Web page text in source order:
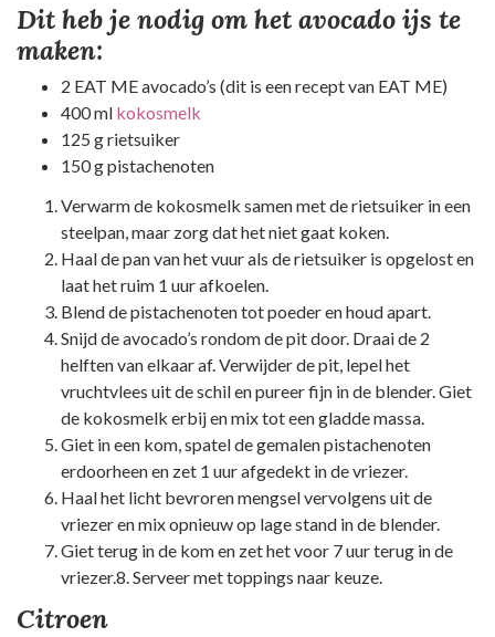
Dit heb je nodig om het avocado ijs te
maken:
2 EAT ME avocado’s (dit is een recept van EAT ME)
400 ml kokosmelk
125 g rietsuiker
150 g pistachenoten
Verwarm de kokosmelk samen met de rietsuiker in een
steelpan, maar zorg dat het niet gaat koken.
Haal de pan van het vuur als de rietsuiker is opgelost en
laat het ruim 1 uur afkoelen.
Blend de pistachenoten tot poeder en houd apart.
Snijd de avocado’s rondom de pit door. Draai de 2
helften van elkaar af. Verwijder de pit, lepel het
vruchtvlees uit de schil en pureer fijn in de blender. Giet
de kokosmelk erbij en mix tot een gladde massa.
Giet in een kom, spatel de gemalen pistachenoten
erdoorheen en zet 1 uur afgedekt in de vriezer.
Haal het licht bevroren mengsel vervolgens uit de
vriezer en mix opnieuw op lage stand in de blender.
Giet terug in de kom en zet het voor 7 uur terug in de
vriezer.8. Serveer met toppings naar keuze.
Citroen